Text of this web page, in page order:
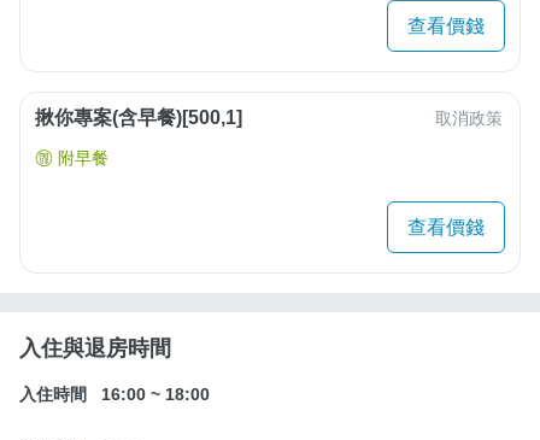
查看價錢
揪你專案(含早餐)[500,1] 取消政策
附早餐
查看價錢
入住與退房時間
入住時間 16:00 ~ 18:00